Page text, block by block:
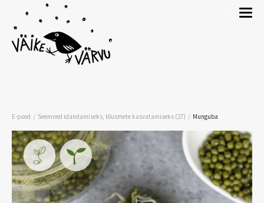
E-pood / Seemned idandamiseks, tõusmete kasvatamiseks (27) / Munguba